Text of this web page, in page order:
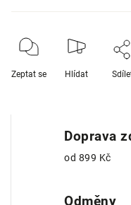
Zeptat se Hlídat
Doprava
od 899 Kč
Odměny